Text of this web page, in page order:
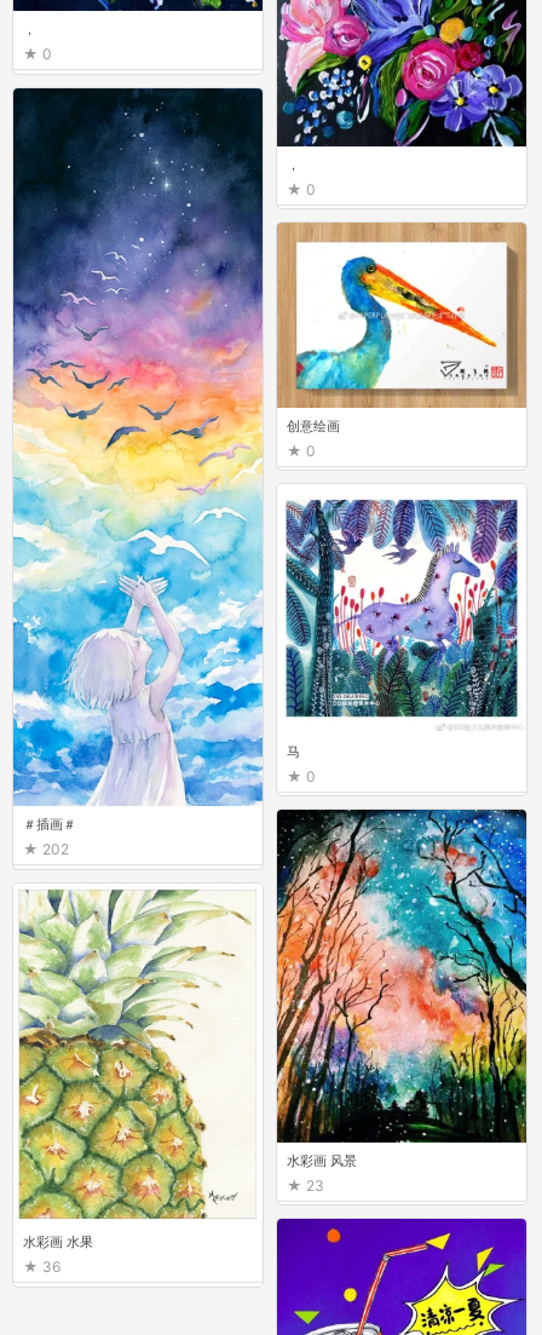
创意绘画
0
水彩画 风景
23
水彩画 水果
36
＃插画＃
202
马
0
，
0
，
0